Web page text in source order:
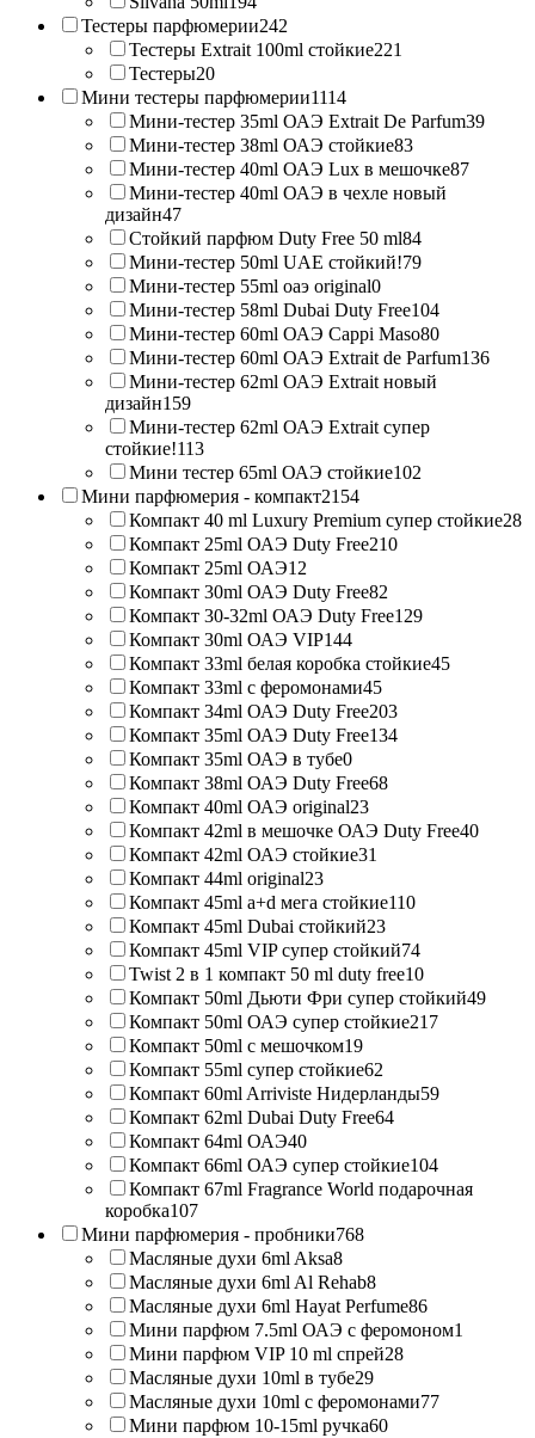
Тестеры парфюмерии242
Тестеры Extrait 100ml стойкие221
Тестеры20
Мини тестеры парфюмерии1114
Мини-тестер 35ml ОАЭ Extrait De Parfum39
Мини-тестер 38ml ОАЭ стойкие83
Мини-тестер 40ml ОАЭ Lux в мешочке87
Мини-тестер 40ml ОАЭ в чехле новый
дизайн47
Стойкий парфюм Duty Free 50 ml84
Мини-тестер 50ml UAE стойкий!79
Мини-тестер 55ml оаэ original0
Мини-тестер 58ml Dubai Duty Free104
Мини-тестер 60ml ОАЭ Cappi Maso80
Мини-тестер 60ml ОАЭ Extrait de Parfum136
Мини-тестер 62ml ОАЭ Extrait новый
дизайн159
Мини-тестер 62ml ОАЭ Extrait супер
стойкие!113
Мини тестер 65ml ОАЭ стойкие102
Мини парфюмерия - компакт2154
Компакт 40 ml Luxury Premium супер стойкие28
Компакт 25ml ОАЭ Duty Free210
Компакт 25ml ОАЭ12
Компакт 30ml ОАЭ Duty Free82
Компакт 30-32ml ОАЭ Duty Free129
Компакт 30ml ОАЭ VIP144
Компакт 33ml белая коробка стойкие45
Компакт 33ml с феромонами45
Компакт 34ml ОАЭ Duty Free203
Компакт 35ml ОАЭ Duty Free134
Компакт 35ml ОАЭ в тубе0
Компакт 38ml ОАЭ Duty Free68
Компакт 40ml ОАЭ original23
Компакт 42ml в мешочке ОАЭ Duty Free40
Компакт 42ml ОАЭ стойкие31
Компакт 44ml original23
Компакт 45ml a+d мега стойкие110
Компакт 45ml Dubai стойкий23
Компакт 45ml VIP супер стойкий74
Twist 2 в 1 компакт 50 ml duty free10
Компакт 50ml Дьюти Фри супер стойкий49
Компакт 50ml ОАЭ супер стойкие217
Компакт 50ml с мешочком19
Компакт 55ml супер стойкие62
Компакт 60ml Arriviste Нидерланды59
Компакт 62ml Dubai Duty Free64
Компакт 64ml ОАЭ40
Компакт 66ml ОАЭ супер стойкие104
Компакт 67ml Fragrance World подарочная
коробка107
Мини парфюмерия - пробники768
Масляные духи 6ml Aksa8
Масляные духи 6ml Al Rehab8
Масляные духи 6ml Hayat Perfume86
Мини парфюм 7.5ml ОАЭ с феромоном1
Мини парфюм VIP 10 ml спрей28
Масляные духи 10ml в тубе29
Масляные духи 10ml с феромонами77
Мини парфюм 10-15ml ручка60